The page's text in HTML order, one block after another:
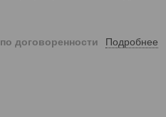
по договоренности Подробнее